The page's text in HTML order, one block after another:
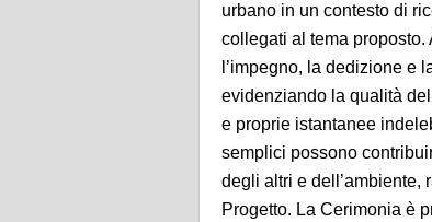
urbano in un contesto di
collegati al tema
l’impegno, la dedizione e
evidenziando la qualità
e proprie istantanee
semplici possono
degli altri e dell’ambiente,
Progetto. La Cerimonia è